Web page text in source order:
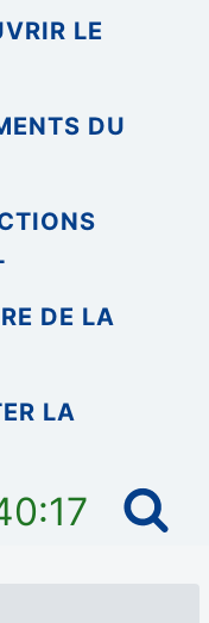
LE
DU
DE LA
LA